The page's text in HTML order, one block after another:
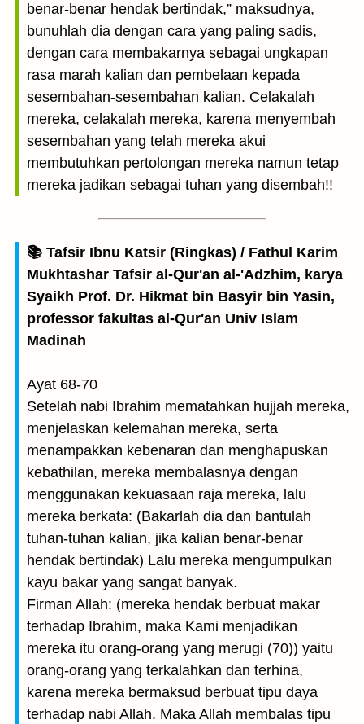
benar-benar hendak bertindak,” maksudnya,
bunuhlah dia dengan cara yang paling sadis,
dengan cara membakarnya sebagai ungkapan
rasa marah kalian dan pembelaan kepada
sesembahan-sesembahan kalian. Celakalah
mereka, celakalah mereka, karena menyembah
sesembahan yang telah mereka akui
membutuhkan pertolongan mereka namun tetap
mereka jadikan sebagai tuhan yang disembah!!
📚 Tafsir Ibnu Katsir (Ringkas) / Fathul Karim
Mukhtashar Tafsir al-Qur'an al-'Adzhim, karya
Syaikh Prof. Dr. Hikmat bin Basyir bin Yasin,
professor fakultas al-Qur'an Univ Islam
Madinah
Ayat 68-70
Setelah nabi Ibrahim mematahkan hujjah mereka,
menjelaskan kelemahan mereka, serta
menampakkan kebenaran dan menghapuskan
kebathilan, mereka membalasnya dengan
menggunakan kekuasaan raja mereka, lalu
mereka berkata: (Bakarlah dia dan bantulah
tuhan-tuhan kalian, jika kalian benar-benar
hendak bertindak) Lalu mereka mengumpulkan
kayu bakar yang sangat banyak.
Firman Allah: (mereka hendak berbuat makar
terhadap Ibrahim, maka Kami menjadikan
mereka itu orang-orang yang merugi (70)) yaitu
orang-orang yang terkalahkan dan terhina,
karena mereka bermaksud berbuat tipu daya
terhadap nabi Allah. Maka Allah membalas tipu